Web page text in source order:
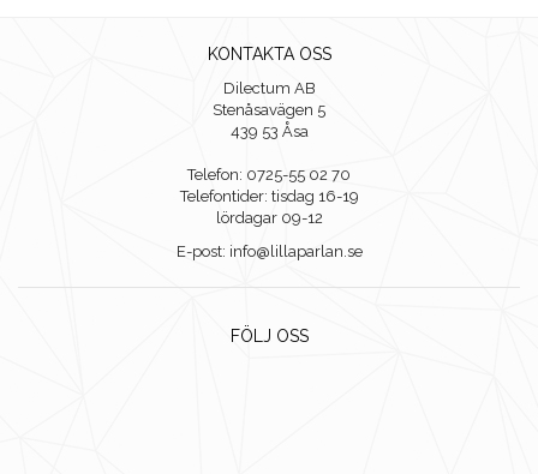
KONTAKTA OSS
Dilectum AB
Stenåsavägen 5
439 53 Åsa
Telefon: 0725-55 02 70
Telefontider: tisdag 16-19
lördagar 09-12
E-post: info@lillaparlan.se
FÖLJ OSS